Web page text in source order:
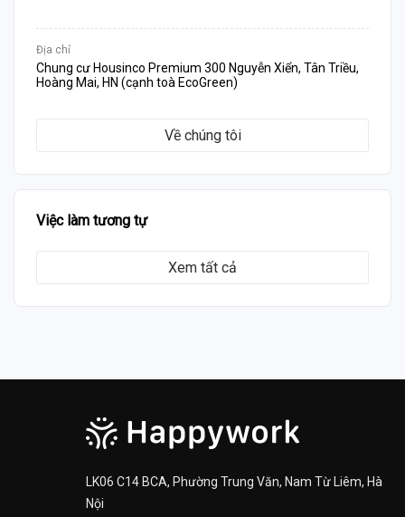
Địa chỉ
Chung cư Housinco Premium 300 Nguyễn Xiển, Tân Triều,
Hoàng Mai, HN (cạnh toà EcoGreen)
Về chúng tôi
Việc làm tương tự
Xem tất cả
LK06 C14 BCA, Phường Trung Văn, Nam Từ Liêm, Hà
Nội